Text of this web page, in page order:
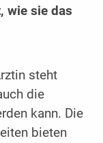
wie sie das
steht
die
kann. Die
bieten